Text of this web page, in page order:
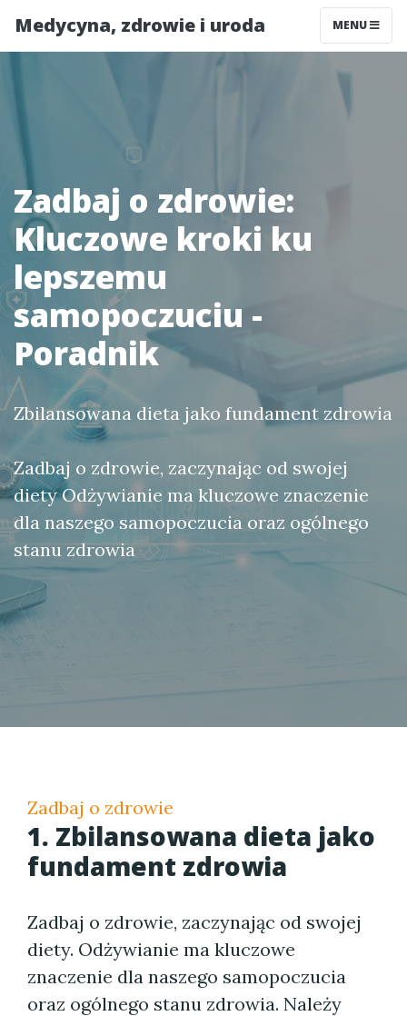
Medycyna, zdrowie i uroda MENU
Zadbaj o zdrowie:
Kluczowe kroki ku
lepszemu
samopoczuciu -
Poradnik
Zbilansowana dieta jako fundament zdrowia
Zadbaj o zdrowie, zaczynając od swojej
diety Odżywianie ma kluczowe znaczenie
dla naszego samopoczucia oraz ogólnego
stanu zdrowia
Zadbaj o zdrowie
1. Zbilansowana dieta jako
fundament zdrowia
Zadbaj o zdrowie, zaczynając od swojej
diety. Odżywianie ma kluczowe
znaczenie dla naszego samopoczucia
oraz ogólnego stanu zdrowia. Należy